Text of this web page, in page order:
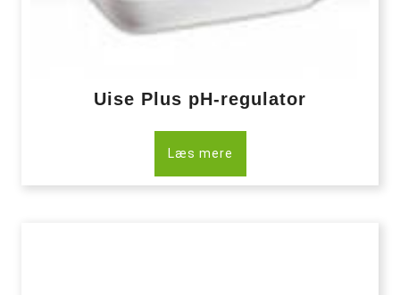
Uise Plus pH-regulator
Læs mere